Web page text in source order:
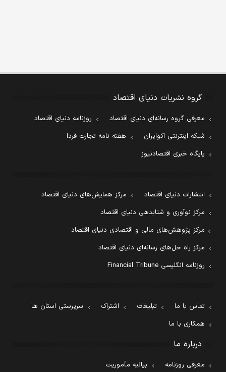
گروه نشریات دنیای اقتصاد
معرفی گروه رسانه‌ای دنیای اقتصاد
روزنامه دنیای اقتصاد
شبکه اینترنتی اکوایران
هفته نامه تجارت فردا
پایگاه خبری اقتصادنیوز
انتشارات دنیای اقتصاد
مرکز همایش‌های دنیای اقتصاد
مرکز نوآوری و شتابدهی دنیای اقتصاد
مرکز پژوهش‌های مالی و اقتصادی دنیای اقتصاد
مرکز راه حل‌های رسانه‌ای دنیای اقتصاد
روزنامه انگلیسی Financial Tribune
تماس با ما تبلیغات اشتراک
سرپرستی استان ها
همکاری با ما
درباره ما
معرفی روزنامه بیانیه مأموریت